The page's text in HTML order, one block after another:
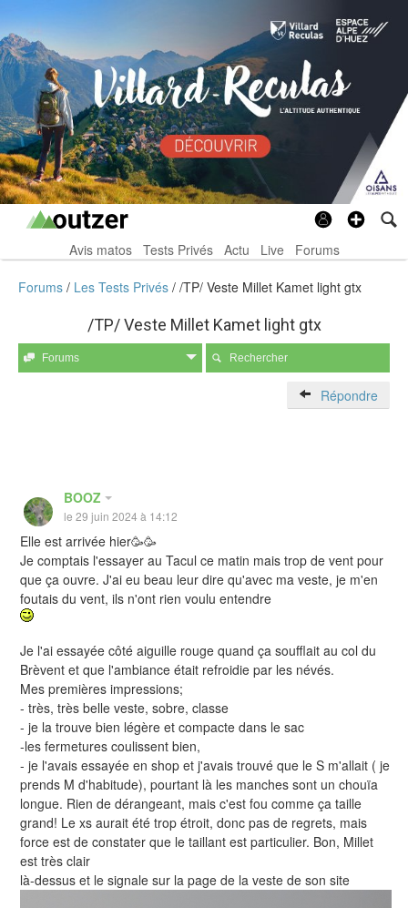
Avis matos Tests Privés Actu Live Forums
Forums Les Tests Privés /TP/ Veste Millet Kamet light gtx
/TP/ Veste Millet Kamet light gtx
Forums Rechercher
Répondre
BOOZ
le 29 juin 2024 à 14:12
Elle est arrivée hier🥳🥳
Je comptais l'essayer au Tacul ce matin mais trop de vent pour
que ça ouvre. J'ai eu beau leur dire qu'avec ma veste, je m'en
foutais du vent, ils n'ont rien voulu entendre
Je l'ai essayée côté aiguille rouge quand ça soufflait au col du
Brèvent et que l'ambiance était refroidie par les névés.
Mes premières impressions;
- très, très belle veste, sobre, classe
- je la trouve bien légère et compacte dans le sac
-les fermetures coulissent bien,
- je l'avais essayée en shop et j'avais trouvé que le S m'allait ( je
prends M d'habitude), pourtant là les manches sont un chouïa
longue. Rien de dérangeant, mais c'est fou comme ça taille
grand! Le xs aurait été trop étroit, donc pas de regrets, mais
force est de constater que le taillant est particulier. Bon, Millet
est très clair
là-dessus et le signale sur la page de la veste de son site